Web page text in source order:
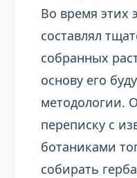
Во время этих
составлял
собранных
основу его
методологии.
переписку с
ботаниками
собирать